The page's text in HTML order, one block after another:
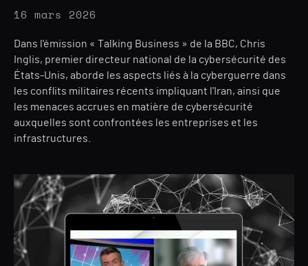
16 mars 2026
Dans l'émission « Talking Business » de la BBC, Chris
Inglis, premier directeur national de la cybersécurité des
États-Unis, aborde les aspects liés à la cyberguerre dans
les conflits militaires récents impliquant l'Iran, ainsi que
les menaces accrues en matière de cybersécurité
auxquelles sont confrontées les entreprises et les
infrastructures.